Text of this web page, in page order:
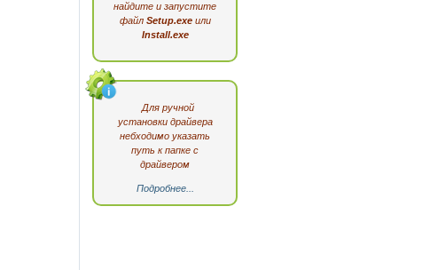
найдите и запустите
файл Setup.exeили
Install.exe
Для ручной
установки драйвера
небходимо указать
путь к папке с
драйвером
Подробнее...